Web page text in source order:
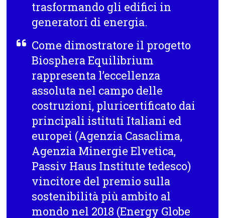
trasformando gli edifici in
generatori di energia.
Come dimostratore il progetto
Biosphera Equilibrium
rappresenta l’eccellenza
assoluta nel campo delle
costruzioni, pluricertificato dai
principali istituti Italiani ed
europei (Agenzia Casaclima,
Agenzia Minergie Elvetica,
Passiv Haus Institute tedesco)
vincitore del premio sulla
sostenibilità più ambito al
mondo nel 2018 (Energy Globe